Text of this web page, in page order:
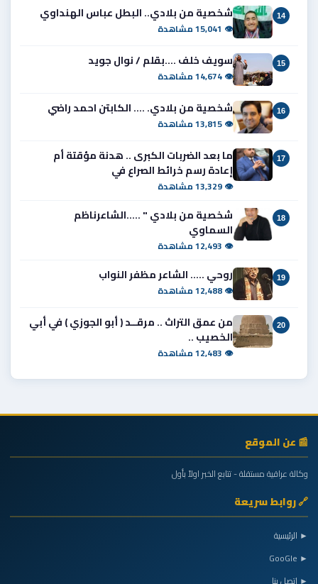
14 شخصية من بلادي.. البطل عباس الهنداوي
👁 15,041 مشاهدة
15 سويف خلف ....بقلم / نوال جويد
👁 14,674 مشاهدة
16 شخصية من بلادي. .... الكابتن احمد راضي
👁 13,815 مشاهدة
17
ما بعد الضربات الكبرى .. هدنة مؤقتة أم
إعادة رسم خرائط الصراع في
👁 13,329 مشاهدة
18
شخصية من بلادي " .....الشاعرناظم
السماوي
👁 12,493 مشاهدة
19 روحي ..... الشاعر مظفر النواب
👁 12,488 مشاهدة
20
من عمق التراث .. مرقــد ( أبو الجوزي ) في أبي
الخصيب ..
👁 12,483 مشاهدة
📰 عن الموقع
وكالة عراقية مستقلة - تتابع الخبر اولاً بأول
🔗 روابط سريعة
► الرئيسية
► GooGle
► اتصل بنا